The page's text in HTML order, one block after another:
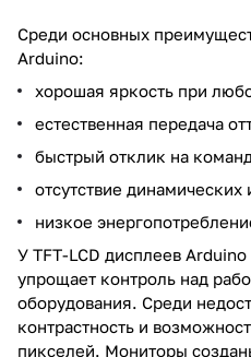
Среди основных
Arduino:
хорошая яркость при
естественная передача
быстрый отклик на
отсутствие
низкое
У TFT-LCD дисплеев
упрощает контроль над
оборудования. Среди
контрастность и
пикселей. Мониторы